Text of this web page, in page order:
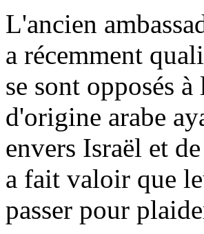
L'ancien
a récemment
se sont opposés
d'origine arabe
envers Israël et
a fait valoir que
passer pour